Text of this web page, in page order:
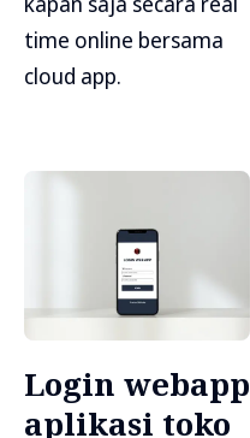
time online bersama
cloud app.
Login webapp
aplikasi toko